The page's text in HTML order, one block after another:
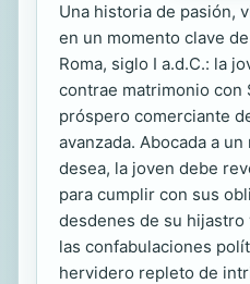
Una historia de pasión,
en un momento clave
Roma, siglo I a.d.C.: la
contrae matrimonio con
próspero comerciante
avanzada. Abocada a
desea, la joven debe
para cumplir con sus
desdenes de su hijastro
las confabulaciones
hervidero repleto de